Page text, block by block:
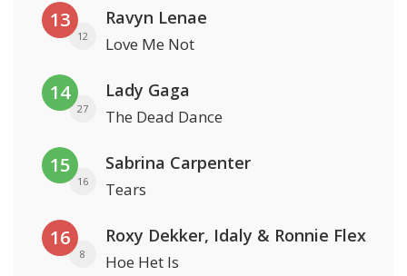
13
12
Ravyn Lenae
Love Me Not
14
27
Lady Gaga
The Dead Dance
15
16
Sabrina Carpenter
Tears
16
8
Roxy Dekker, Idaly & Ronnie Flex
Hoe Het Is